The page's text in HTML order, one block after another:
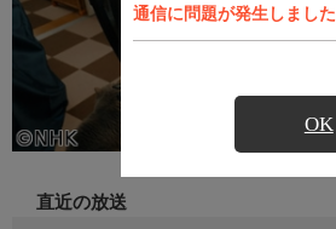
通信に問題が発生しまし
OK
直近の放送